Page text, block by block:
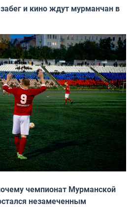
и кино ждут мурманчан в
чемпионат Мурманской
незамеченным